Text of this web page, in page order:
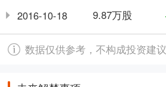
2016-10-18 9.87万股
数据仅供参考，不构成投资建议